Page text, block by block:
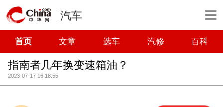
汽车
首页 文章 选车 汽修 百科
指南者几年换变速箱油？
2023-07-17 16:18:55